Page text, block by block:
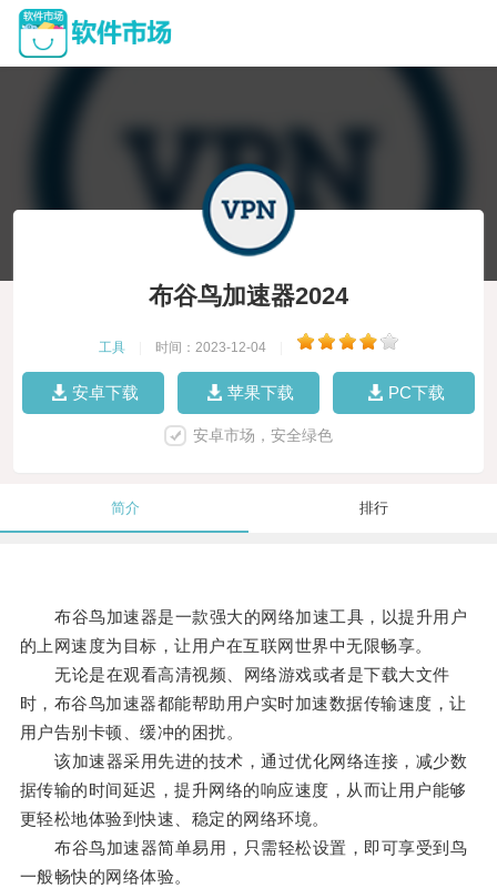
布谷鸟加速器2024
工具 时间：2023-12-04
安卓下载 苹果下载 PC下载
安卓市场，安全绿色
简介 排行
布谷鸟加速器是一款强大的网络加速工具，以提升用户
的上网速度为目标，让用户在互联网世界中无限畅享。
无论是在观看高清视频、网络游戏或者是下载大文件
时，布谷鸟加速器都能帮助用户实时加速数据传输速度，让
用户告别卡顿、缓冲的困扰。
该加速器采用先进的技术，通过优化网络连接，减少数
据传输的时间延迟，提升网络的响应速度，从而让用户能够
更轻松地体验到快速、稳定的网络环境。
布谷鸟加速器简单易用，只需轻松设置，即可享受到鸟
一般畅快的网络体验。